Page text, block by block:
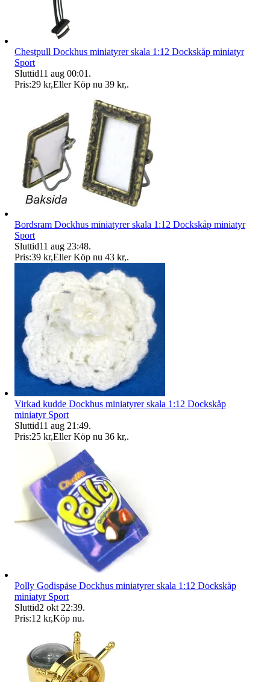
Chestpull Dockhus miniatyrer skala 1:12 Dockskåp miniatyr
Sport
Sluttid11 aug 00:01 .
Pris:29 kr,Eller Köp nu 39 kr,.
Bordsram Dockhus miniatyrer skala 1:12 Dockskåp miniatyr
Sport
Sluttid11 aug 23:48.
Pris:39 kr,Eller Köp nu 43 kr,.
Virkad kudde Dockhus miniatyrer skala 1:12 Dockskåp
miniatyr Sport
Sluttid11 aug 21:49.
Pris:25 kr,Eller Köp nu 36 kr,.
Polly Godispåse Dockhus miniatyrer skala 1:12 Dockskåp
miniatyr Sport
Sluttid2 okt 22:39.
Pris:12 kr,Köp nu.